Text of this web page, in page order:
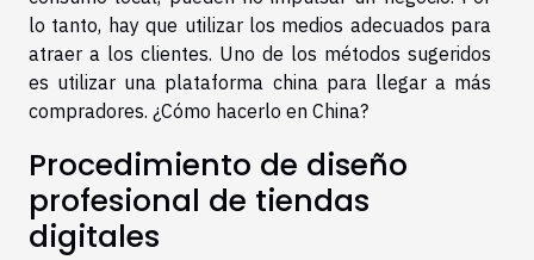
lo tanto, hay que utilizar los medios adecuados para
atraer a los clientes. Uno de los métodos sugeridos
es utilizar una plataforma china para llegar a más
compradores. ¿Cómo hacerlo en China?
Procedimiento de diseño
profesional de tiendas
digitales